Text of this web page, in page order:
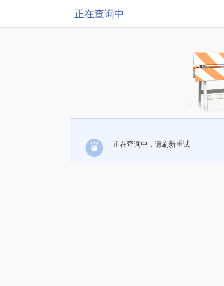
正在查询中
正在查询中，请刷新重试